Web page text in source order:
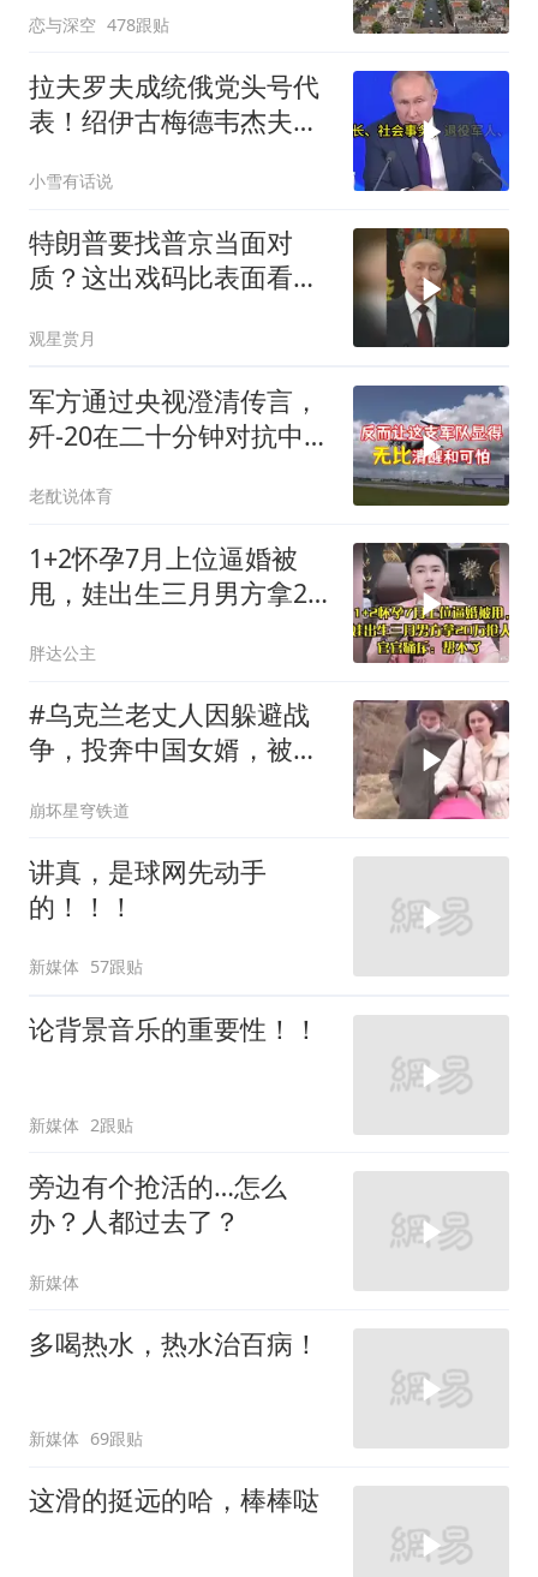
恋与深空 478跟贴
拉夫罗夫成统俄党头号代
表！绍伊古梅德韦杰夫双
懂了吗
小雪有话说
特朗普要找普京当面对
质？这出戏码比表面看起
观星赏月
军方通过央视澄清传言，
歼-20在二十分钟对抗中被
老酖说体育
1+2怀孕7月上位逼婚被
甩，娃出生三月男方拿20
胖达公主
#乌克兰老丈人因躲避战
争，投奔中国女婿，被眼
崩坏星穹铁道
讲真，是球网先动手
的！！！
新媒体 57跟贴
论背景音乐的重要性！！
新媒体 2跟贴
旁边有个抢活的…怎么
办？人都过去了？
新媒体
多喝热水，热水治百病！
新媒体 69跟贴
这滑的挺远的哈，棒棒哒